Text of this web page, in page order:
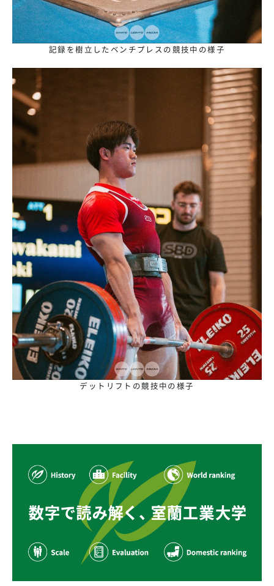
記録を樹立したベンチプレスの競技中の様子
デットリフトの競技中の様子